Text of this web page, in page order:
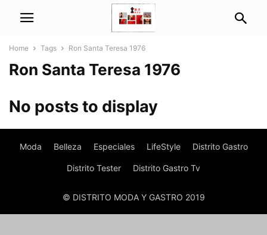
Home Tags Ron Santa Teresa 1976
Ron Santa Teresa 1976
No posts to display
Moda Belleza Especiales LifeStyle Distrito Gastro
Distrito Tester Distrito Gastro Tv
© DISTRITO MODA Y GASTRO 2019